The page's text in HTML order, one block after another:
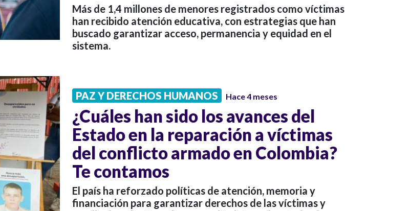
Más de 1,4 millones de menores registrados como víctimas
han recibido atención educativa, con estrategias que han
buscado garantizar acceso, permanencia y equidad en el
sistema.
PAZ Y DERECHOS HUMANOS Hace 4 meses
¿Cuáles han sido los avances del
Estado en la reparación a víctimas
del conflicto armado en Colombia?
Te contamos
El país ha reforzado políticas de atención, memoria y
financiación para garantizar derechos de las víctimas y